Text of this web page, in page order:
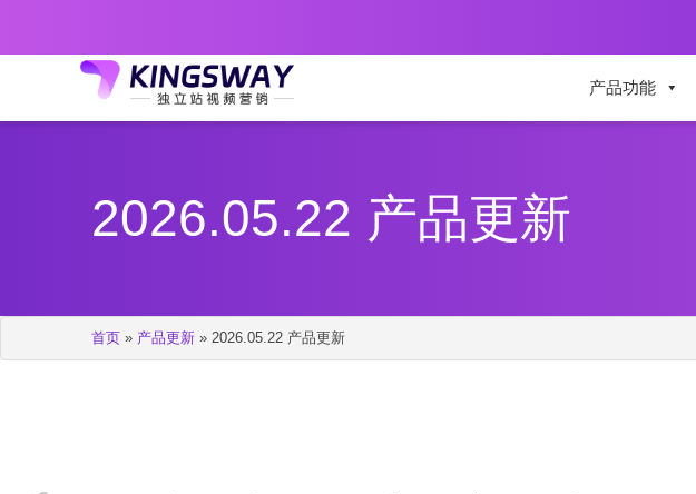
产品功能
2026.05.22 产品更新
首页 » 产品更新 » 2026.05.22 产品更新